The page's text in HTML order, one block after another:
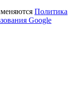
Политика
Google